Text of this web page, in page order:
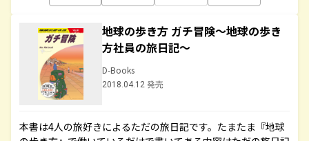
地球の歩き方 ガチ冒険～地球の歩き
方社員の旅日記～
D-Books
2018.04.12 発売
本書は4人の旅好きによるただの旅日記です。たまたま『地球